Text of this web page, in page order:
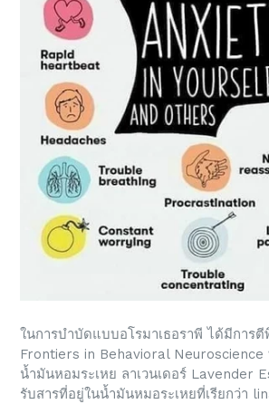
ในการบำบัดแบบอโรมาเธอราพี ได้มีการ
Frontiers in Behavioral Neuroscience
น้ำมันหอมระเหย ลาเวนเดอร์ Lavender
รับสารที่อยู่ในน้ำมันหมอระเหยที่เรียกว่า